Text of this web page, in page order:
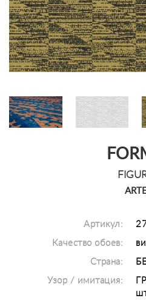
Артикул:
Качество обоев:
Страна:
Узор / имитация: